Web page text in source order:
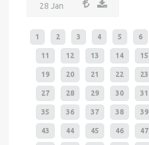
28 Jan
1 2 3 4 5 6
11 12 13 14 15
19 20 21 22 23
27 28 29 30 31
35 36 37 38 39
43 44 45 46 47